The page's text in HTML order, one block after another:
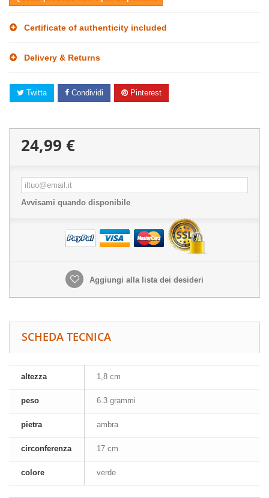
Certificate of authenticity included
Delivery & Returns
Twitta Condividi Pinterest
24,99 €
Avvisami quando disponibile
Aggiungi alla lista dei desideri
SCHEDA TECNICA
altezza 1,8 cm
peso 6.3 grammi
pietra ambra
circonferenza 17 cm
colore verde